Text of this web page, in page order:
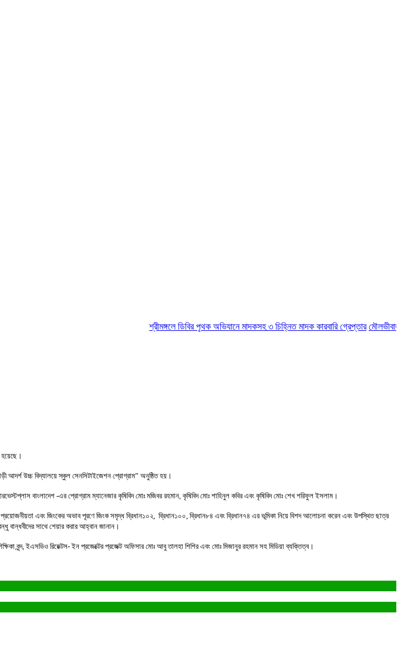
শ্রীমঙ্গলে ডিবির পৃথক অভিযানে মাদকসহ ৩ চিহ্নিত মাদক কারবারি গ্রেপ্তার মৌলভীবাজারে
হয়েছে।
আদর্শ উচ্চ বিদ্যালয়ে স্কুল সেনসিটাইজেশন প্রোগ্রাম” অনুষ্ঠিত হয়।
বাংলাদেশ -এর প্রোগ্রাম ম্যানেজার কৃষিবিদ মোঃ মজিবর রহমান, কৃষিবিদ মোঃ শাহিনুল কবির এবং কৃষিবিদ মোঃ শেখ শরিফুল ইসলাম।
এবং জিংকের অভাব পূরণে জিংক সমৃদ্ধ ব্রিধান১০২, ব্রিধান১০০, ব্রিধান৮৪ এবং ব্রিধান৭৪ এর ভূমিকা নিয়ে বিশদ আলোচনা করেন এবং উপস্থিত ছাত্র
বান্ধবীদের সাথে শেয়ার করার আহ্বান জানান।
বৃন্দ, ইএসডিও রিয়েক্টস- ইন প্রজেক্টের প্রজেক্ট অফিসার মোঃ আবু তালহা শিশির এবং মোঃ মিজানুর রহমান সহ মিডিয়া ব্যক্তিত্ব।